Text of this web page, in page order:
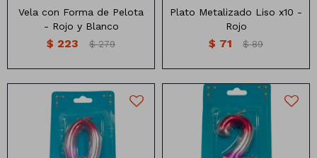
Vela con Forma de Pelota
- Rojo y Blanco
$ 223 $ 279
Plato Metalizado Liso x10 -
Rojo
$ 71 $ 89